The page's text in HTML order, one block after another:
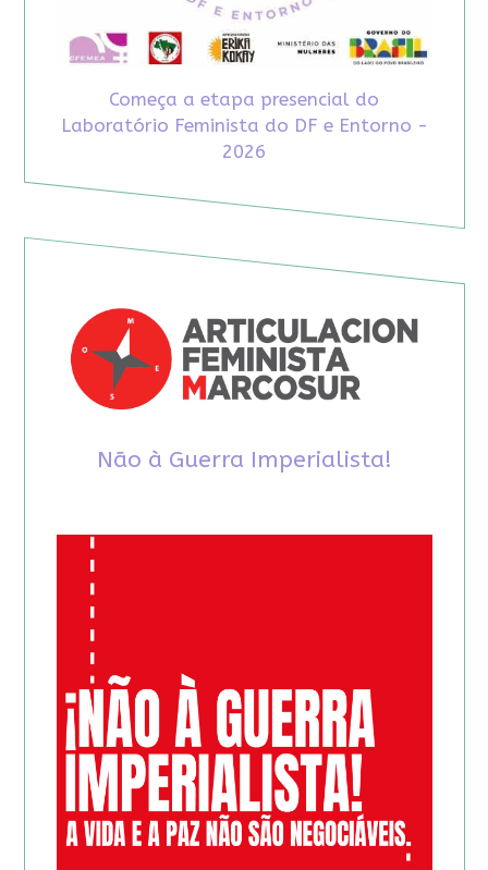
Começa a etapa presencial do
Laboratório Feminista do DF e Entorno -
2026
Não à Guerra Imperialista!